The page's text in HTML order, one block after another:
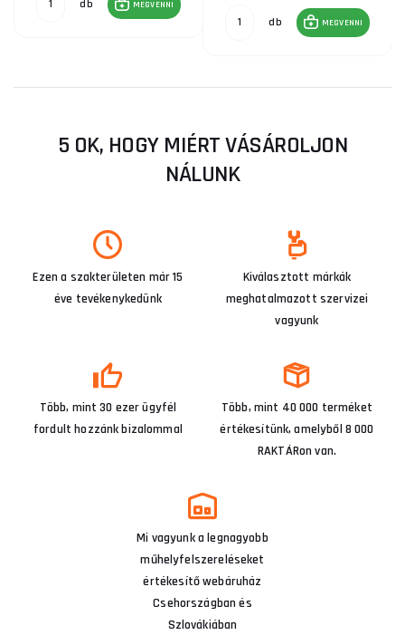
db MEGVENNI
db MEGVENNI
5 OK, HOGY MIÉRT VÁSÁROLJON
NÁLUNK
Ezen a szakterületen már 15
éve tevékenykedünk
Kiválasztott márkák
meghatalmazott szervizei
vagyunk
Több, mint 30 ezer ügyfél
fordult hozzánk bizalommal
Több, mint 40 000 terméket
értékesítünk, amelyből 8 000
RAKTÁRon van.
Mi vagyunk a legnagyobb
műhelyfelszereléseket
értékesítő webáruház
Csehországban és
Szlovákiában